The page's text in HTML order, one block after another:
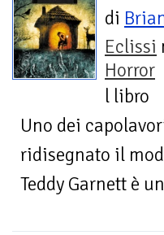
di
Eclissi
Horror
l libro
Uno dei
ridisegnato il
Teddy Garnett è